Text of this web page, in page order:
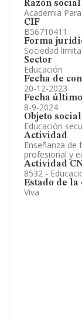
Razón social
Academia
CIF
B56710411
Forma
Sociedad
Sector
Educación
Fecha de
20-12-2023
Fecha
8-9-2024
Objeto social
Educación
Actividad
Enseñanza
profesional y
Actividad
8532 -
Estado de la
Viva